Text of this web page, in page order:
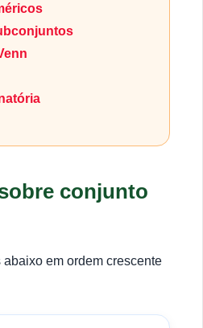
conjunto
em ordem crescente